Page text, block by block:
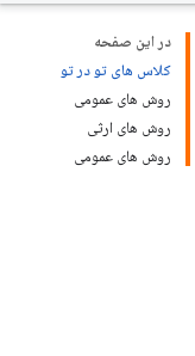
در این صفحه
کلاس های تو در تو
روش های عمومی
روش های ارثی
روش های عمومی